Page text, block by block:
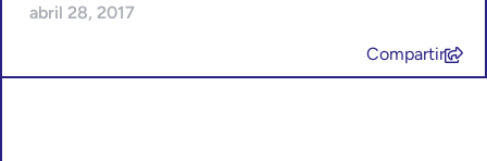
abril 28, 2017
Compartir